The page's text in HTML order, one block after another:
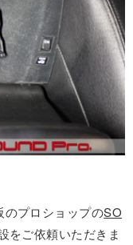
のプロショップのSO
をご依頼いただきま